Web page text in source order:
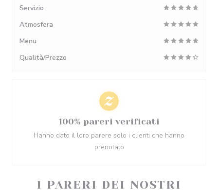
I PARERI DEI NOSTRI
Servizio
Atmosfera
Menu
Qualità/Prezzo
100% pareri verificati
Hanno dato il loro parere solo i clienti che hanno
prenotato